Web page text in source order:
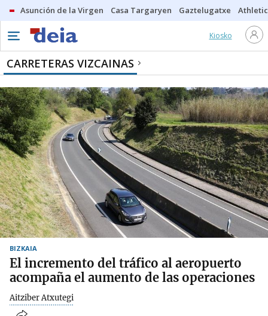
Asunción de la Virgen Casa Targaryen Gaztelugatxe Athletic
Kiosko
CARRETERAS VIZCAINAS
BIZKAIA
El incremento del tráfico al aeropuerto
acompaña el aumento de las operaciones
Aitziber Atxutegi